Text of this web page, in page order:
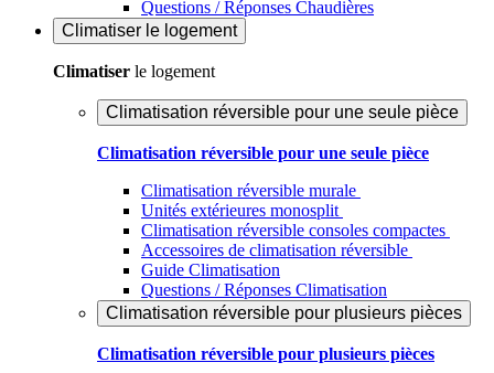
Questions / Réponses Chaudières
Climatiser le logement
Climatiser le logement
Climatisation réversible pour une seule pièce
Climatisation réversible pour une seule pièce
Climatisation réversible murale
Unités extérieures monosplit
Climatisation réversible consoles compactes
Accessoires de climatisation réversible
Guide Climatisation
Questions / Réponses Climatisation
Climatisation réversible pour plusieurs pièces
Climatisation réversible pour plusieurs pièces